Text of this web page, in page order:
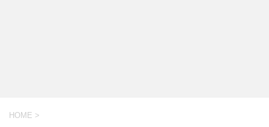
HOME >